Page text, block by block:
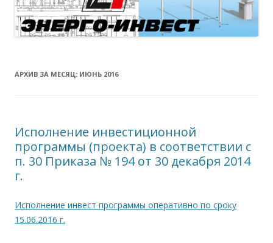
АРХИВ ЗА МЕСЯЦ: ИЮНЬ 2016
Исполнение инвестиционной
программы (проекта) в соответствии с
п. 30 Приказа № 194 от 30 декабря 2014
г.
Исполнение инвест программы оперативно по сроку
15.06.2016 г.